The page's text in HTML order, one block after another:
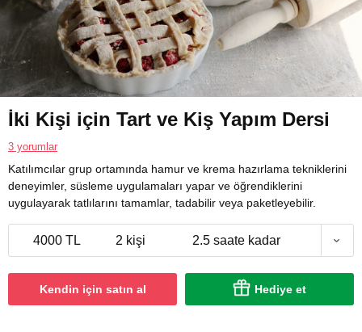
İki Kişi için Tart ve Kiş Yapım Dersi
3 yorumlar
Katılımcılar grup ortamında hamur ve krema hazırlama tekniklerini
deneyimler, süsleme uygulamaları yapar ve öğrendiklerini
uygulayarak tatlılarını tamamlar, tadabilir veya paketleyebilir.
4000 TL 2 kişi 2.5 saate kadar
Kendin için satın al Hediye et